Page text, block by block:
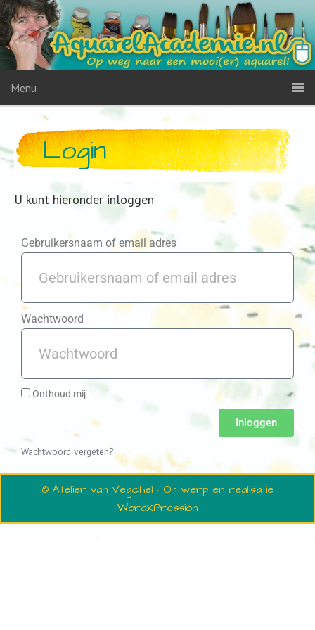
Menu
Login
U kunt hieronder inloggen
Gebruikersnaam of email adres
Wachtwoord
Onthoud mij
Inloggen
Wachtwoord vergeten?
© Atelier van Vegchel · Ontwerp en realisatie
WordXPression